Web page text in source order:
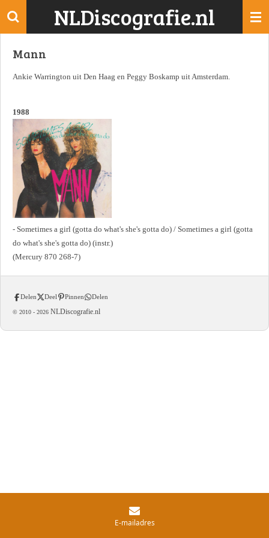
Ga
de
NLDiscografie.nl
Mann
Ankie Warrington uit Den Haag en Peggy Boskamp uit Amsterdam.
1988
- Sometimes a girl (gotta do what's she's gotta do) / Sometimes a girl (gotta
do what's she's gotta do) (instr.)
(Mercury 870 268-7)
Delen Deel Pinnen Delen
© 2010 - 2026 NLDiscografie.nl
E-mailadres